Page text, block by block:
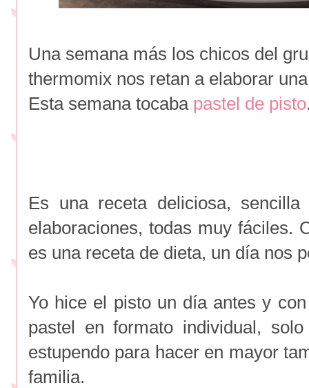
Una semana más los chicos del
thermomix nos retan a elaborar
Esta semana tocaba pastel de pisto
Es una receta deliciosa,
elaboraciones, todas muy fáciles.
es una receta de dieta, un día nos
Yo hice el pisto un día antes y
pastel en formato individual,
estupendo para hacer en mayor
familia.